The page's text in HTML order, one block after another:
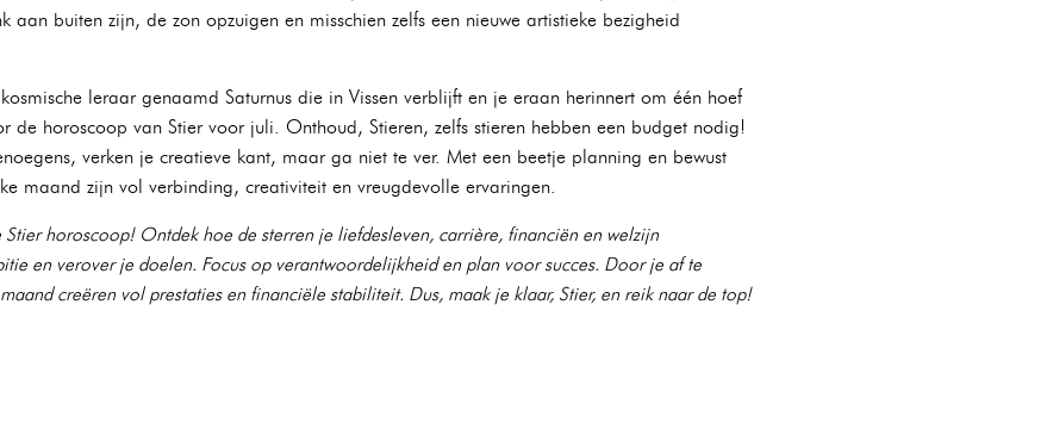
aan buiten zijn, de zon opzuigen en misschien zelfs een nieuwe artistieke bezigheid
leraar genaamd Saturnus die in Vissen verblijft en je eraan herinnert om één hoef
de horoscoop van Stier voor juli. Onthoud, Stieren, zelfs stieren hebben een budget nodig!
verken je creatieve kant, maar ga niet te ver. Met een beetje planning en bewust
maand zijn vol verbinding, creativiteit en vreugdevolle ervaringen.
horoscoop! Ontdek hoe de sterren je liefdesleven, carrière, financiën en welzijn
en verover je doelen. Focus op verantwoordelijkheid en plan voor succes. Door je af te
creëren vol prestaties en financiële stabiliteit. Dus, maak je klaar, Stier, en reik naar de top!